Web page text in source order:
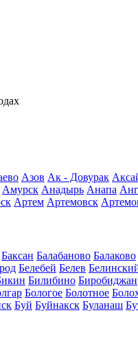
Азов Ак - Довурак
Амурск Анадырь Анапа
Артем Артемовск
Баксан Балабаново Балаково
Белебей Белев
Билибино Биробиджан
Бологое Болотное
Буй Буйнакск Буланаш